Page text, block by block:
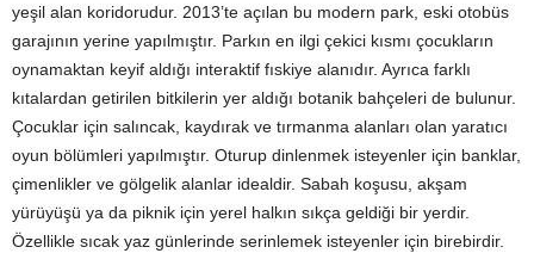
yeşil alan koridorudur. 2013’te açılan bu modern park, eski otobüs
garajının yerine yapılmıştır. Parkın en ilgi çekici kısmı çocukların
oynamaktan keyif aldığı interaktif fıskiye alanıdır. Ayrıca farklı
kıtalardan getirilen bitkilerin yer aldığı botanik bahçeleri de bulunur.
Çocuklar için salıncak, kaydırak ve tırmanma alanları olan yaratıcı
oyun bölümleri yapılmıştır. Oturup dinlenmek isteyenler için banklar,
çimenlikler ve gölgelik alanlar idealdir. Sabah koşusu, akşam
yürüyüşü ya da piknik için yerel halkın sıkça geldiği bir yerdir.
Özellikle sıcak yaz günlerinde serinlemek isteyenler için birebirdir.